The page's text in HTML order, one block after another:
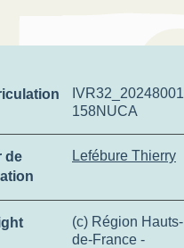
IVR32_20248001
158NUCA
de
Lefébure Thierry
(c) Région Hauts-
de-France -